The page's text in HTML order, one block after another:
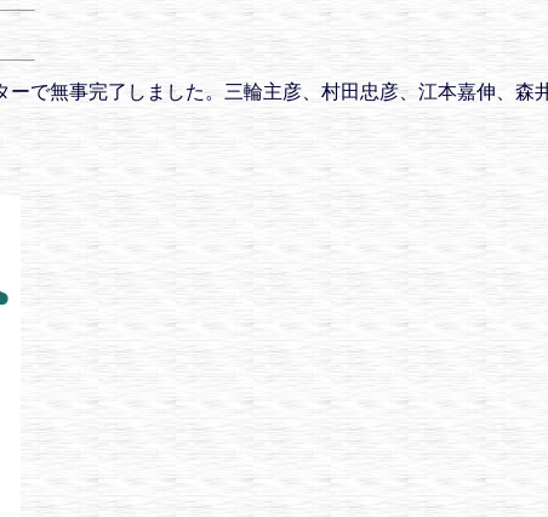
で無事完了しました。三輪主彦、村田忠彦、江本嘉伸、森